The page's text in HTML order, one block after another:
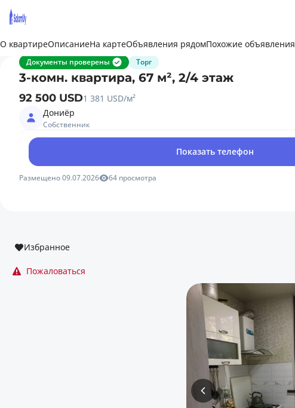
О квартиреОписаниеНа картеОбъявления рядомПохожие объявления
Документы проверены Торг
3-комн. квартира, 67 м², 2/4 этаж
92 500 USD1 381 USD/м²
Дониёр
Собственник
Показать телефон
Размещено 09.07.2026 64 просмотра
Избранное
Пожаловаться